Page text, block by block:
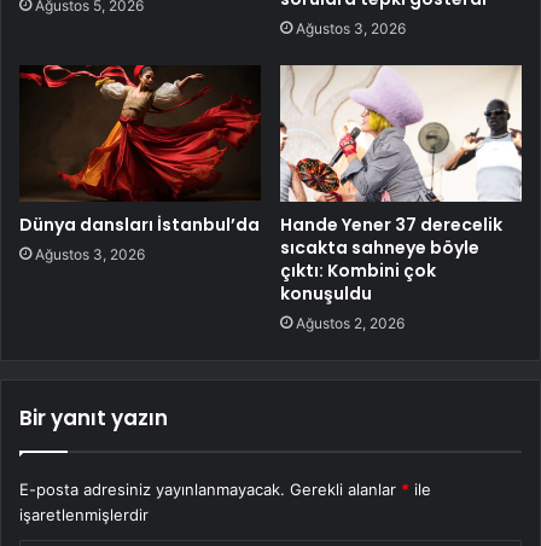
Ağustos 5, 2026
Ağustos 3, 2026
Dünya dansları İstanbul’da
Ağustos 3, 2026
Hande Yener 37 derecelik
sıcakta sahneye böyle
çıktı: Kombini çok
konuşuldu
Ağustos 2, 2026
Bir yanıt yazın
E-posta adresiniz yayınlanmayacak. Gerekli alanlar * ile
işaretlenmişlerdir